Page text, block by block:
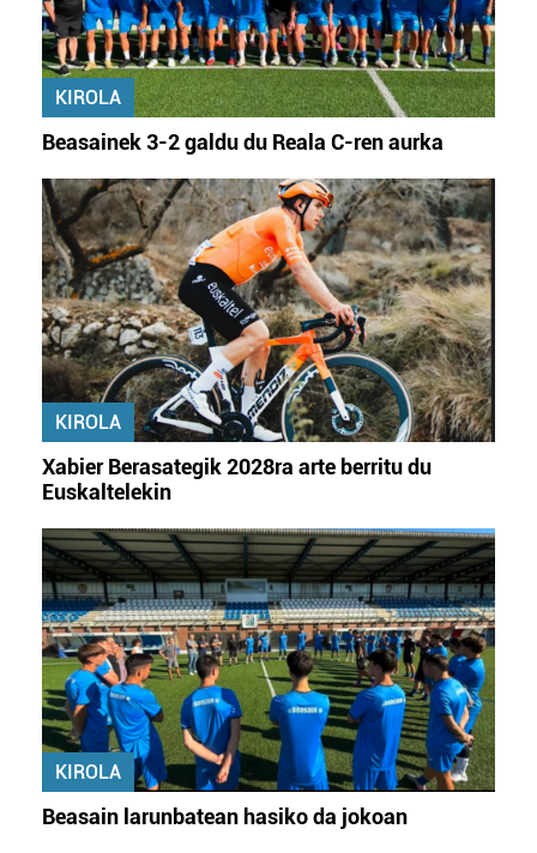
KIROLA
Beasainek 3-2 galdu du Reala C-ren aurka
KIROLA
Xabier Berasategik 2028ra arte berritu du
Euskaltelekin
KIROLA
Beasain larunbatean hasiko da jokoan